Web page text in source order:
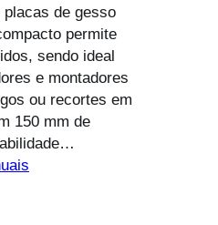
de gesso
permite
sendo ideal
e montadores
ou recortes em
150 mm de